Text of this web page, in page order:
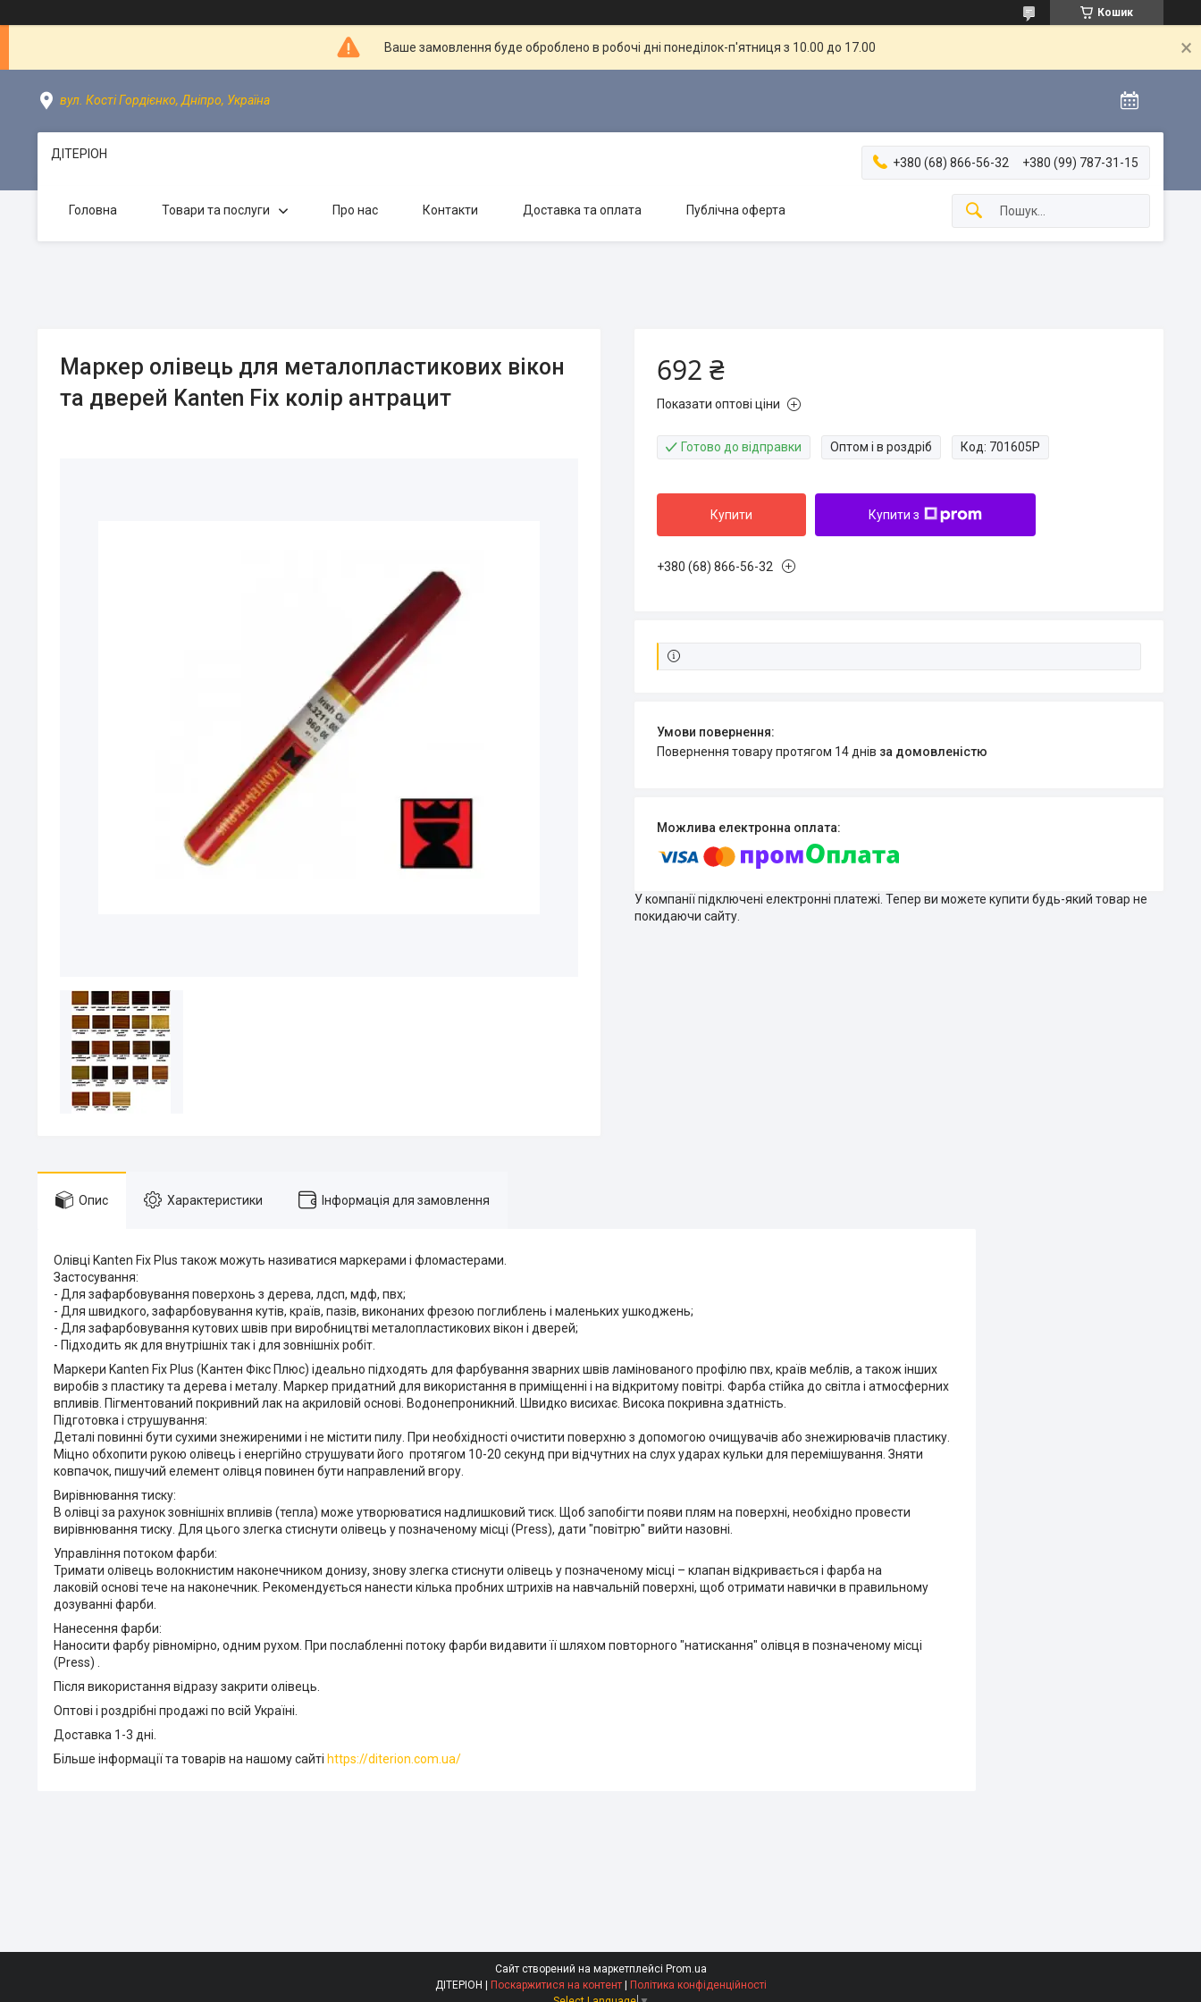
Кошик
Ваше замовлення буде оброблено в робочі дні понеділок-п'ятниця з 10.00 до 17.00
вул. Кості Гордієнко, Дніпро, Україна
ДІТЕРІОН
+380 (68) 866-56-32 +380 (99) 787-31-15
Головна Товари та послуги Про нас Контакти Доставка та оплата Публічна оферта
Маркер олівець для металопластикових вікон
та дверей Kanten Fix колір антрацит
692 ₴
Показати оптові ціни
Готово до відправки Оптом і в роздріб Код: 701605Р
Купити Купити з
+380 (68) 866-56-32
повернення товару протягом 14 днів за домовленістю
У компанії підключені електронні платежі. Тепер ви можете купити будь-який товар не
покидаючи сайту.
Опис Характеристики Інформація для замовлення
Олівці Kanten Fix Plus також можуть називатися маркерами і фломастерами.
Застосування:
- Для зафарбовування поверхонь з дерева, лдсп, мдф, пвх;
- Для швидкого, зафарбовування кутів, країв, пазів, виконаних фрезою поглиблень і маленьких ушкоджень;
- Для зафарбовування кутових швів при виробництві металопластикових вікон і дверей;
- Підходить як для внутрішніх так і для зовнішніх робіт.
Маркери Kanten Fix Plus (Кантен Фікс Плюс) ідеально підходять для фарбування зварних швів ламінованого профілю пвх, країв меблів, а також інших
виробів з пластику та дерева і металу. Маркер придатний для використання в приміщенні і на відкритому повітрі. Фарба стійка до світла і атмосферних
впливів. Пігментований покривний лак на акриловій основі. Водонепроникний. Швидко висихає. Висока покривна здатність.
Підготовка і струшування:
Деталі повинні бути сухими знежиреними і не містити пилу. При необхідності очистити поверхню з допомогою очищувачів або знежирювачів пластику.
Міцно обхопити рукою олівець і енергійно струшувати його протягом 10-20 секунд при відчутних на слух ударах кульки для перемішування. Зняти
ковпачок, пишучий елемент олівця повинен бути направлений вгору.
Вирівнювання тиску:
В олівці за рахунок зовнішніх впливів (тепла) може утворюватися надлишковий тиск. Щоб запобігти появи плям на поверхні, необхідно провести
вирівнювання тиску. Для цього злегка стиснути олівець у позначеному місці (Press), дати "повітрю" вийти назовні.
Управління потоком фарби:
Тримати олівець волокнистим наконечником донизу, знову злегка стиснути олівець у позначеному місці – клапан відкривається і фарба на
лаковій основі тече на наконечник. Рекомендується нанести кілька пробних штрихів на навчальній поверхні, щоб отримати навички в правильному
дозуванні фарби.
Нанесення фарби:
Наносити фарбу рівномірно, одним рухом. При послабленні потоку фарби видавити її шляхом повторного "натискання" олівця в позначеному місці
(Press) .
Після використання відразу закрити олівець.
Оптові і роздрібні продажі по всій Україні.
Доставка 1-3 дні.
Більше інформації та товарів на нашому сайті https://diterion.com.ua/
Сайт створений на маркетплейсі Prom.ua
ДІТЕРІОН | Поскаржитися на контент | Політика конфіденційності